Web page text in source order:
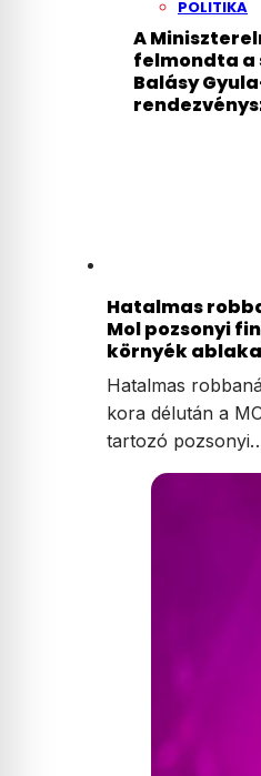
POLITIKA
A
felmondta a
Balásy
Hatalmas
Mol pozsonyi
környék
Hatalmas
kora délután a
tartozó